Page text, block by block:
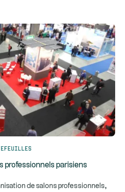
professionnels parisiens
de salons professionnels,